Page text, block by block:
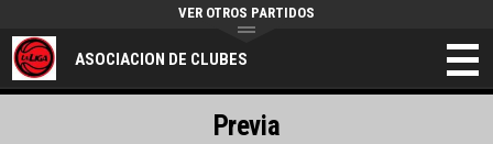
ASOCIACION DE CLUBES
VER OTROS PARTIDOS
Previa